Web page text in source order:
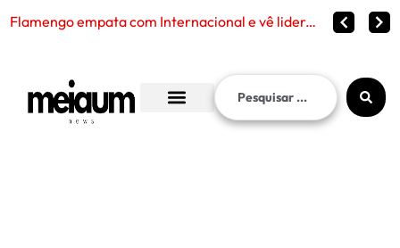
Flamengo empata com Internacional e vê liderança continuar distante no Brasileirão 2026